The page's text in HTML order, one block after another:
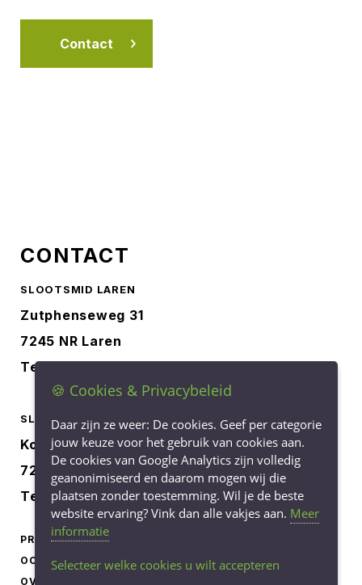
Contact
CONTACT
SLOOTSMID LAREN
Zutphenseweg 31
7245 NR Laren
Tel.
SLOOTSMID BORCULO
Korenbree 40a
7271 LH Borculo
Tel. 0545-745040
PRODUCTEN
OCCASIONS
OVER ONS
PRIVACY STATEMENT
🍪 Cookies & Privacybeleid
Daar zijn ze weer: De cookies. Geef per categorie
jouw keuze voor het gebruik van cookies aan.
De cookies van Google Analytics zijn volledig
geanonimiseerd en daarom mogen wij die
plaatsen zonder toestemming. Wil je de beste
website ervaring? Vink dan alle vakjes aan. Meer
informatie
Selecteer welke cookies u wilt accepteren